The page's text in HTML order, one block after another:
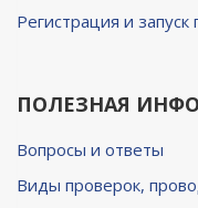
Регистрация и
ПОЛЕЗНАЯ
Вопросы и ответы
Виды проверок,